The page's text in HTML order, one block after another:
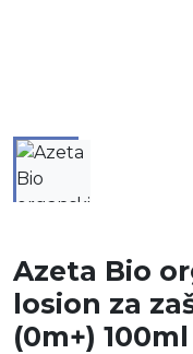
Azeta Bio
losion za
(0m+) 100ml